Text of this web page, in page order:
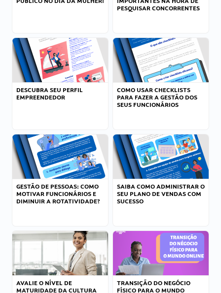
PESQUISAR CONCORRENTES
DESCUBRA SEU PERFIL
EMPREENDEDOR
COMO USAR CHECKLISTS
PARA FAZER A GESTÃO DOS
SEUS FUNCIONÁRIOS
GESTÃO DE PESSOAS: COMO
MOTIVAR FUNCIONÁRIOS E
DIMINUIR A ROTATIVIDADE?
SAIBA COMO ADMINISTRAR O
SEU PLANO DE VENDAS COM
SUCESSO
AVALIE O NÍVEL DE
MATURIDADE DA CULTURA
TRANSIÇÃO DO NEGÓCIO
FÍSICO PARA O MUNDO